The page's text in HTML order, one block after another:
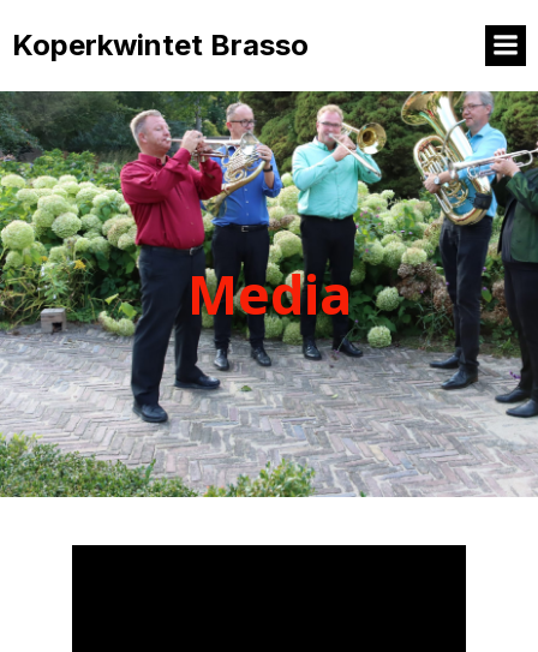
Koperkwintet Brasso
Media